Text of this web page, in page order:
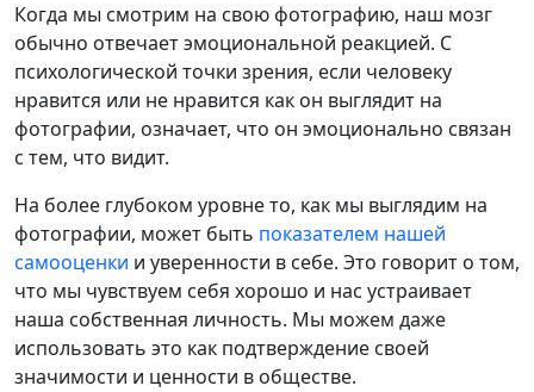
Когда мы смотрим на свою фотографию, наш мозг
обычно отвечает эмоциональной реакцией. С
психологической точки зрения, если человеку
нравится или не нравится как он выглядит на
фотографии, означает, что он эмоционально связан
с тем, что видит.
На более глубоком уровне то, как мы выглядим на
фотографии, может быть показателем нашей
самооценки и уверенности в себе. Это говорит о том,
что мы чувствуем себя хорошо и нас устраивает
наша собственная личность. Мы можем даже
использовать это как подтверждение своей
значимости и ценности в обществе.